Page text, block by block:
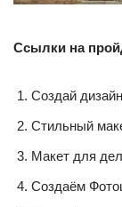
Ссылки на
Создай
Стильный
Макет для
Создаём